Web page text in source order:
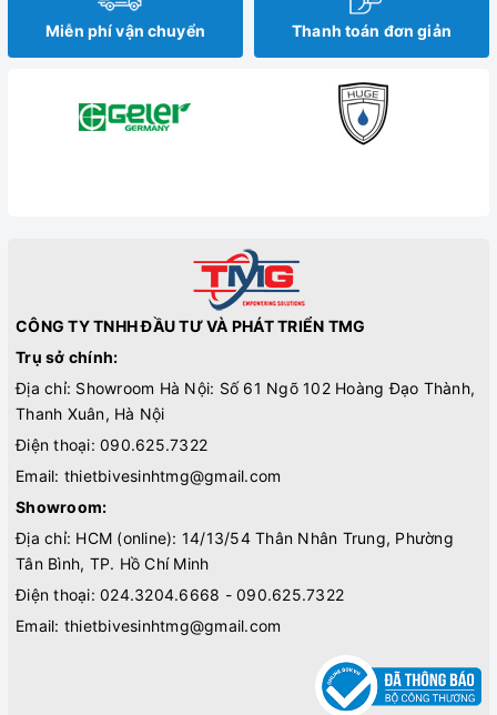
Miễn phí vận chuyển Thanh toán đơn giản
CÔNG TY TNHH ĐẦU TƯ VÀ PHÁT TRIỂN TMG
Trụ sở chính:
Địa chỉ: Showroom Hà Nội: Số 61 Ngõ 102 Hoàng Đạo Thành,
Thanh Xuân, Hà Nội
Điện thoại: 090.625.7322
Email: thietbivesinhtmg@gmail.com
Showroom:
Địa chỉ: HCM (online): 14/13/54 Thân Nhân Trung, Phường
Tân Bình, TP. Hồ Chí Minh
Điện thoại: 024.3204.6668 - 090.625.7322
Email: thietbivesinhtmg@gmail.com